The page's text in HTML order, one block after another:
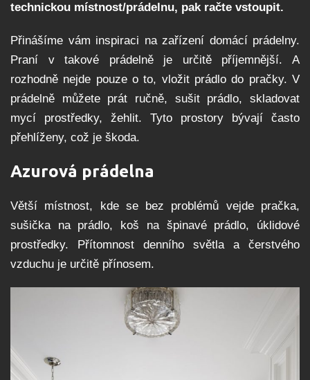
technickou místnost/prádelnu, pak račte vstoupit.
Přinášíme vám inspiraci na zařízení domácí prádelny.
Praní v takové prádelně je určitě příjemnější. A
rozhodně nejde pouze o to, vložit prádlo do pračky. V
prádelně můžete prát ručně, sušit prádlo, skladovat
mycí prostředky, žehlit. Tyto prostory bývají často
přehlíženy, což je škoda.
Azurová prádelna
Větší místnost, kde se bez problémů vejde pračka,
sušička na prádlo, koš na špinavé prádlo, úklidové
prostředky. Přítomnost denního světla a čerstvého
vzduchu je určitě přínosem.